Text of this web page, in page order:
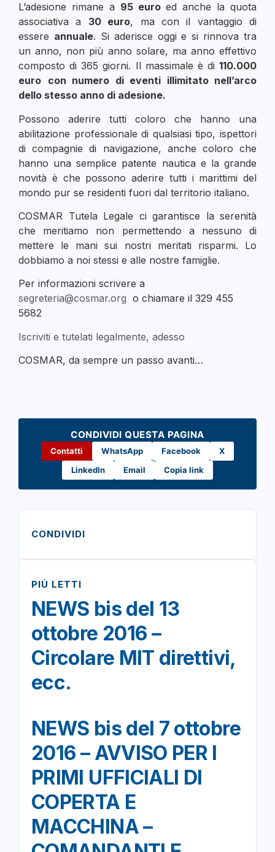
L’adesione rimane a 95 euroed anche la quota
associativa a 30 euro, ma con il vantaggio di
essere annuale. Si aderisce oggi e si rinnova tra
un anno, non più anno solare, ma anno effettivo
composto di 365 giorni. Il massimale è di 110.000
euro con numero di eventi illimitato nell’arco
dello stesso anno di adesione.
Possono aderire tutti coloro che hanno una
abilitazione professionale di qualsiasi tipo, ispettori
di compagnie di navigazione, anche coloro che
hanno una semplice patente nautica e la grande
novità è che possono aderire tutti i marittimi del
mondo pur se residenti fuori dal territorio italiano.
COSMAR Tutela Legale ci garantisce la serenità
che meritiamo non permettendo a nessuno di
mettere le mani sui nostri meritati risparmi. Lo
dobbiamo a noi stessi e alle nostre famiglie.
Per informazioni scrivere a
segreteria@cosmar.org o chiamare il 329 455
5682
Iscriviti e tutelati legalmente, adesso
COSMAR, da sempre un passo avanti…
CONDIVIDI QUESTA PAGINA
Contatti WhatsApp Facebook
X
LinkedIn
Email Copia link
CONDIVIDI
PIÙ LETTI
NEWS bis del 13
ottobre 2016 –
Circolare MIT direttivi,
ecc.
NEWS bis del 7 ottobre
2016 – AVVISO PER I
PRIMI UFFICIALI DI
COPERTA E
MACCHINA –